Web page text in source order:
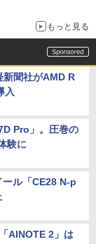
もっと見る
新聞社がAMD R
入
Pro」。圧巻の
験に
ール「CE28 N-p
AINOTE 2」は